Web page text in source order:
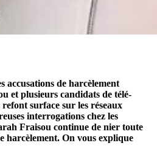
accusations de harcèlement
et plusieurs candidats de télé-
surface sur les réseaux
interrogations chez les
Fraisou continue de nier toute
harcèlement. On vous explique